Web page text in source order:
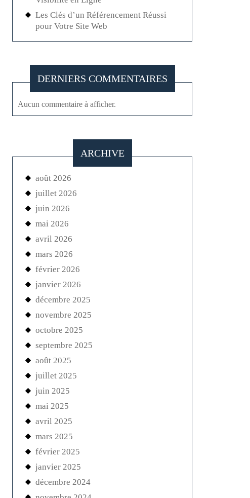
Les Clés d’un Référencement Réussi
pour Votre Site Web
DERNIERS COMMENTAIRES
Aucun commentaire à afficher.
ARCHIVE
août 2026
juillet 2026
juin 2026
mai 2026
avril 2026
mars 2026
février 2026
janvier 2026
décembre 2025
novembre 2025
octobre 2025
septembre 2025
août 2025
juillet 2025
juin 2025
mai 2025
avril 2025
mars 2025
février 2025
janvier 2025
décembre 2024